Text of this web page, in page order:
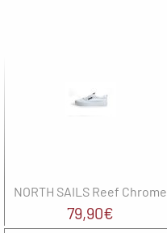
NORTH SAILS Reef Chrome
79,90€